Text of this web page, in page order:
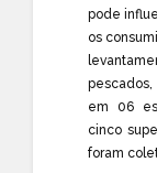
pode
os
em 06
cinco
foram